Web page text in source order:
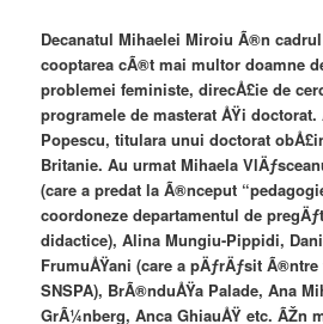
Decanatul Mihaelei Miroiu Ã®n
cooptarea cÃ®t mai multor doamne
problemei feministe, direcÅ£ie de
programele de masterat ÅŸi doctorat.
Popescu, titulara unui doctorat
Britanie. Au urmat Mihaela
(care a predat la Ã®nceput
coordoneze departamentul de
didactice), Alina Mungiu-Pippidi,
FrumuÅŸani (care a pÄƒrÄƒsit
SNSPA), BrÃ®nduÅŸa Palade, Ana
GrÃ¼nberg, Anca GhiauÅŸ etc. ÃŽn